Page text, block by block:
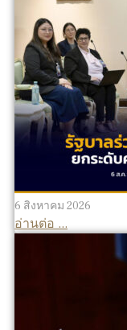
6 สิงหาคม 2026
อ่านต่อ ...